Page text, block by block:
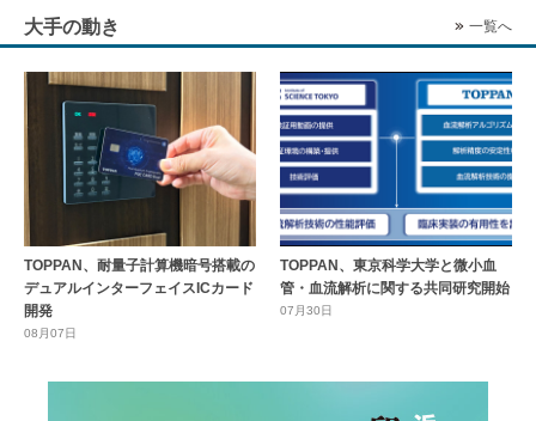
大手の動き 一覧へ
TOPPAN、耐量子計算機暗号搭載の
デュアルインターフェイスICカード
開発
08月07日
TOPPAN、東京科学大学と微小血
管・血流解析に関する共同研究開始
07月30日